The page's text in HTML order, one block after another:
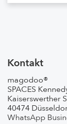
Kontakt
magodoo®
SPACES
Kaiserswerther
40474
WhatsApp